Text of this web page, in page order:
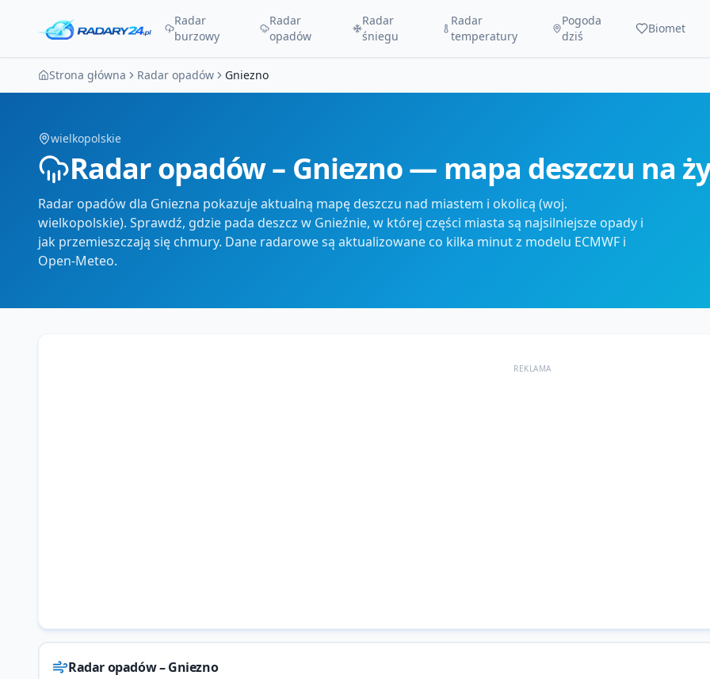
Radar
burzowy
Radar
opadów
Radar
śniegu
Radar
temperatury
Pogoda
dziś
Biomet
Strona główna Radar opadów Gniezno
wielkopolskie
Radar opadów – Gniezno — mapa deszczu na
Radar opadów dla Gniezna pokazuje aktualną mapę deszczu nad miastem i okolicą (woj.
wielkopolskie). Sprawdź, gdzie pada deszcz w Gnieźnie, w której części miasta są najsilniejsze opady i
jak przemieszczają się chmury. Dane radarowe są aktualizowane co kilka minut z modelu ECMWF i
Open-Meteo.
REKLAMA
Radar opadów – Gniezno